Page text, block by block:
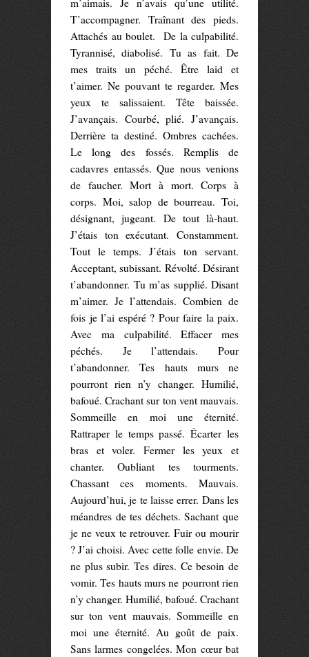
m’aimais. Je n’avais qu’une utilité.
T’accompagner. Traînant des pieds.
Attachés au boulet. De la culpabilité.
Tyrannisé, diabolisé. Tu as fait. De
mes traits un péché. Être laid et
t’aimer. Ne pouvant te regarder. Mes
yeux te salissaient. Tête baissée.
J’avançais. Courbé, plié. J’avançais.
Derrière ta destiné. Ombres cachées.
Le long des fossés. Remplis de
cadavres entassés. Que nous venions
de faucher. Mort à mort. Corps à
corps. Moi, salop de bourreau. Toi,
désignant, jugeant. De tout là-haut.
J’étais ton exécutant. Constamment.
Tout le temps. J’étais ton servant.
Acceptant, subissant. Révolté. Désirant
t’abandonner. Tu m’as supplié. Disant
m’aimer. Je l’attendais. Combien de
fois je l’ai espéré ? Pour faire la paix.
Avec ma culpabilité. Effacer mes
péchés. Je l’attendais. Pour
t’abandonner. Tes hauts murs ne
pourront rien n’y changer. Humilié,
bafoué. Crachant sur ton vent mauvais.
Sommeille en moi une éternité.
Rattraper le temps passé. Écarter les
bras et voler. Fermer les yeux et
chanter. Oubliant tes tourments.
Chassant ces moments. Mauvais.
Aujourd’hui, je te laisse errer. Dans les
méandres de tes déchets. Sachant que
je ne veux te retrouver. Fuir ou mourir
? J’ai choisi. Avec cette folle envie. De
ne plus subir. Tes dires. Ce besoin de
vomir. Tes hauts murs ne pourront rien
n’y changer. Humilié, bafoué. Crachant
sur ton vent mauvais. Sommeille en
moi une éternité. Au goût de paix.
Sans larmes congelées. Mon cœur bat